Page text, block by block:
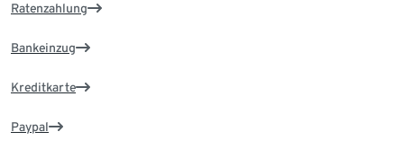
Ratenzahlung
Bankeinzug
Kreditkarte
Paypal